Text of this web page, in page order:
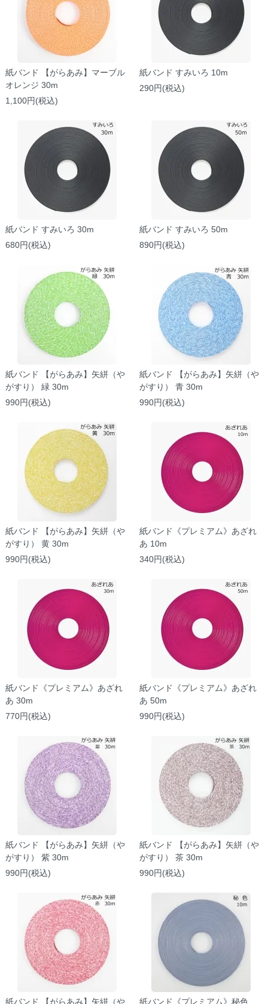
紙バンド 【がらあみ】マーブル
オレンジ 30m
1,100円(税込)
紙バンド すみいろ 10m
290円(税込)
紙バンド すみいろ 30m
680円(税込)
紙バンド すみいろ 50m
890円(税込)
紙バンド 【がらあみ】矢絣（や
がすり） 緑 30m
990円(税込)
紙バンド 【がらあみ】矢絣（や
がすり） 青 30m
990円(税込)
紙バンド 【がらあみ】矢絣（や
がすり） 黄 30m
990円(税込)
紙バンド《プレミアム》あざれ
あ 10m
340円(税込)
紙バンド《プレミアム》あざれ
あ 30m
770円(税込)
紙バンド《プレミアム》あざれ
あ 50m
990円(税込)
紙バンド 【がらあみ】矢絣（や
がすり） 紫 30m
990円(税込)
紙バンド 【がらあみ】矢絣（や
がすり） 茶 30m
990円(税込)
紙バンド 【がらあみ】矢絣（や 紙バンド《プレミアム》秘色